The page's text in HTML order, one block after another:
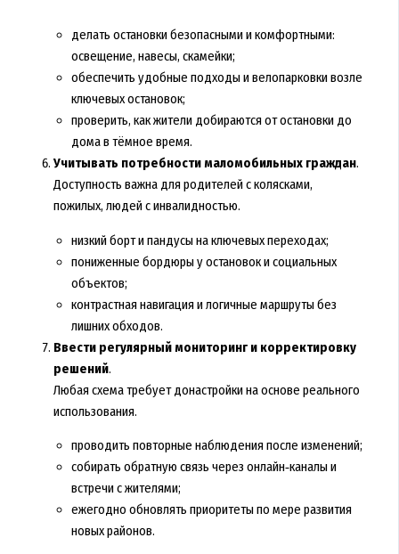
делать остановки безопасными и комфортными:
освещение, навесы, скамейки;
обеспечить удобные подходы и велопарковки возле
ключевых остановок;
проверить, как жители добираются от остановки до
дома в тёмное время.
Учитывать потребности маломобильных граждан.
Доступность важна для родителей с колясками,
пожилых, людей с инвалидностью.
низкий борт и пандусы на ключевых переходах;
пониженные бордюры у остановок и социальных
объектов;
контрастная навигация и логичные маршруты без
лишних обходов.
Ввести регулярный мониторинг и корректировку
решений.
Любая схема требует донастройки на основе реального
использования.
проводить повторные наблюдения после изменений;
собирать обратную связь через онлайн‑каналы и
встречи с жителями;
ежегодно обновлять приоритеты по мере развития
новых районов.